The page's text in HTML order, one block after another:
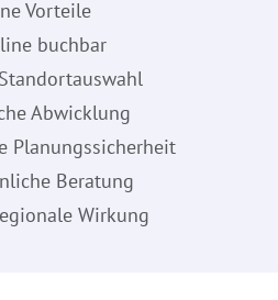
Vorteile
buchbar
Abwicklung
Planungssicherheit
Beratung
Wirkung